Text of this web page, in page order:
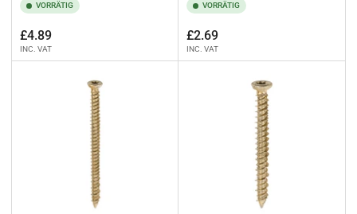
VORRÄTIG
Normaler
Preis
£4.89
INC. VAT
VORRÄTIG
Normaler
Preis
£2.69
INC. VAT